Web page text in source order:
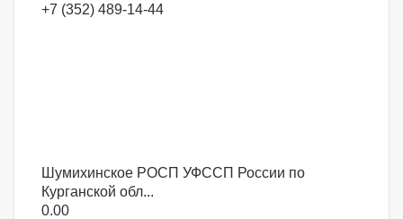
+7 (352) 489-14-44
Шумихинское РОСП УФССП России по
Курганской обл...
0.00